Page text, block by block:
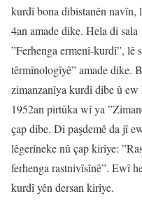
kurdî bona dibistanên navîn,
4an amade dike. Hela di
”Ferhenga ermenî-kurdî”, lê
têrmînologîyê” amade dike.
zimanzanîya kurdî dibe û
1952an pirtûka wî ya
çap dibe. Di paşdemê da jî
lêgerîneke nû çap kirîye:
ferhenga rastnivîsînê”. Ewî
kurdî yên dersan kirîye.